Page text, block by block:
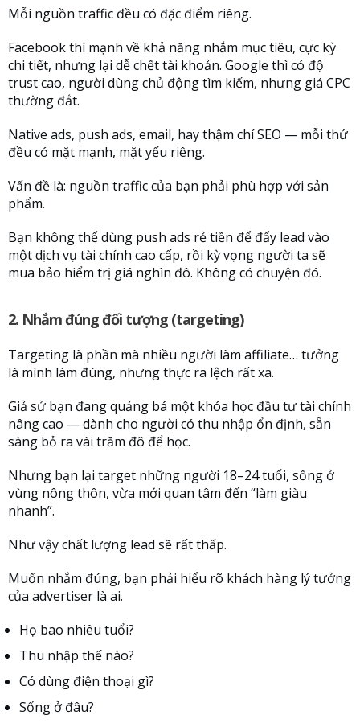
Mỗi nguồn traffic đều có đặc điểm riêng.
Facebook thì mạnh về khả năng nhắm mục tiêu, cực kỳ
chi tiết, nhưng lại dễ chết tài khoản. Google thì có độ
trust cao, người dùng chủ động tìm kiếm, nhưng giá CPC
thường đắt.
Native ads, push ads, email, hay thậm chí SEO — mỗi thứ
đều có mặt mạnh, mặt yếu riêng.
Vấn đề là: nguồn traffic của bạn phải phù hợp với sản
phẩm.
Bạn không thể dùng push ads rẻ tiền để đẩy lead vào
một dịch vụ tài chính cao cấp, rồi kỳ vọng người ta sẽ
mua bảo hiểm trị giá nghìn đô. Không có chuyện đó.
2. Nhắm đúng đối tượng (targeting)
Targeting là phần mà nhiều người làm affiliate… tưởng
là mình làm đúng, nhưng thực ra lệch rất xa.
Giả sử bạn đang quảng bá một khóa học đầu tư tài chính
nâng cao — dành cho người có thu nhập ổn định, sẵn
sàng bỏ ra vài trăm đô để học.
Nhưng bạn lại target những người 18–24 tuổi, sống ở
vùng nông thôn, vừa mới quan tâm đến “làm giàu
nhanh”.
Như vậy chất lượng lead sẽ rất thấp.
Muốn nhắm đúng, bạn phải hiểu rõ khách hàng lý tưởng
của advertiser là ai.
Họ bao nhiêu tuổi?
Thu nhập thế nào?
Có dùng điện thoại gì?
Sống ở đâu?